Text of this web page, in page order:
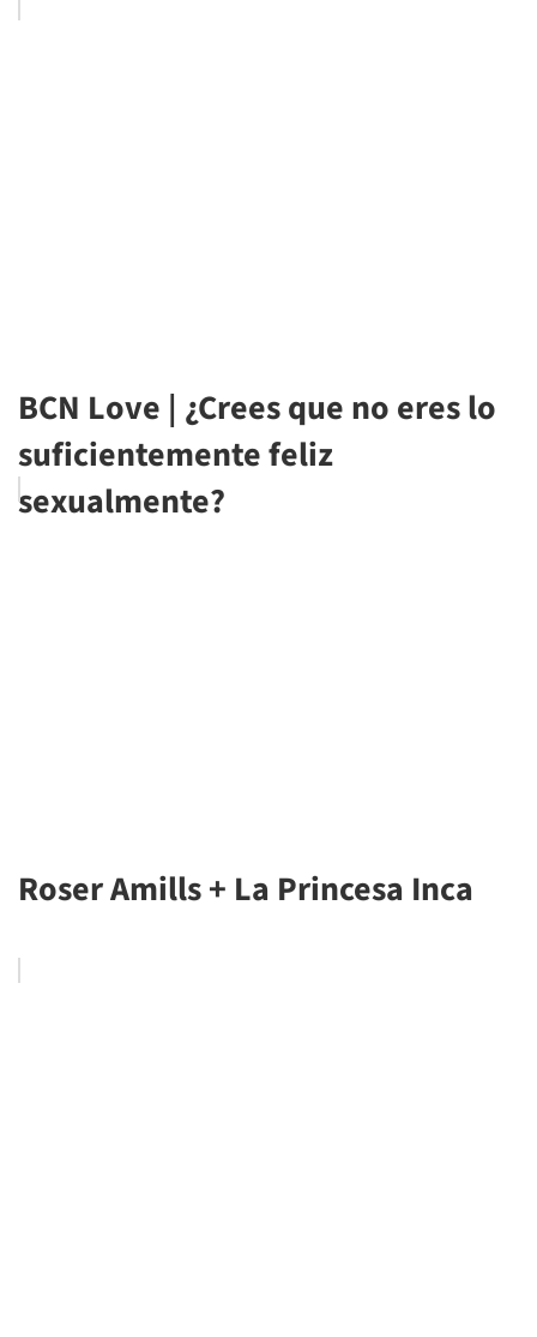
BCN Love | ¿Crees que no eres lo
suficientemente feliz
sexualmente?
Roser Amills + La Princesa Inca